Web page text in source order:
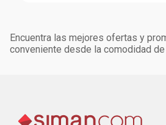
Encuentra las mejores ofertas y
conveniente desde la comodidad